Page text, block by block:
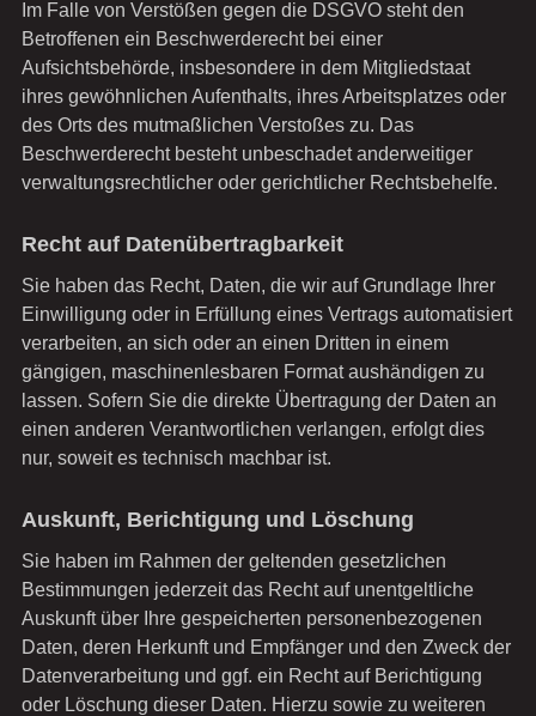
Im Falle von Verstößen gegen die DSGVO steht den
Betroffenen ein Beschwerderecht bei einer
Aufsichtsbehörde, insbesondere in dem Mitgliedstaat
ihres gewöhnlichen Aufenthalts, ihres Arbeitsplatzes oder
des Orts des mutmaßlichen Verstoßes zu. Das
Beschwerderecht besteht unbeschadet anderweitiger
verwaltungsrechtlicher oder gerichtlicher Rechtsbehelfe.
Recht auf Daten­übertrag­barkeit
Sie haben das Recht, Daten, die wir auf Grundlage Ihrer
Einwilligung oder in Erfüllung eines Vertrags automatisiert
verarbeiten, an sich oder an einen Dritten in einem
gängigen, maschinenlesbaren Format aushändigen zu
lassen. Sofern Sie die direkte Übertragung der Daten an
einen anderen Verantwortlichen verlangen, erfolgt dies
nur, soweit es technisch machbar ist.
Auskunft, Berichtigung und Löschung
Sie haben im Rahmen der geltenden gesetzlichen
Bestimmungen jederzeit das Recht auf unentgeltliche
Auskunft über Ihre gespeicherten personenbezogenen
Daten, deren Herkunft und Empfänger und den Zweck der
Datenverarbeitung und ggf. ein Recht auf Berichtigung
oder Löschung dieser Daten. Hierzu sowie zu weiteren